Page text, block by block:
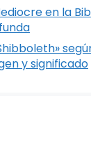
en la
y significado